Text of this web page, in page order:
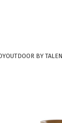
OUTDOOR BY